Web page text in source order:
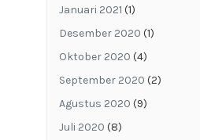
Januari 2021 (1)
Desember 2020 (1)
Oktober 2020 (4)
September 2020 (2)
Agustus 2020 (9)
Juli 2020 (8)